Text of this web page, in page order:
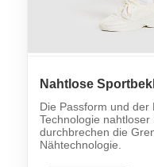
Nahtlose
Die Passform und der
Technologie
durchbrechen die
Nähtechnologie.